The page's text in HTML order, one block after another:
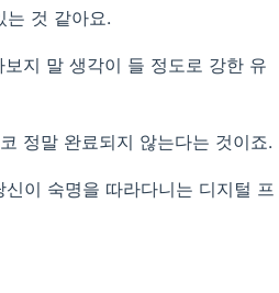
는 것 같아요.
지 말 생각이 들 정도로 강한 유
정말 완료되지 않는다는 것이죠.
이 숙명을 따라다니는 디지털 프